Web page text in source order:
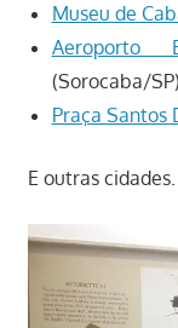
Museu de
Aeroporto
(Sorocaba/SP)
Praça Santos
E outras cidades.